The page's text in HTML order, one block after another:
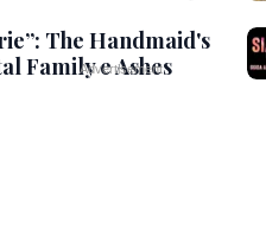
The Handmaid's
Family e Ashes